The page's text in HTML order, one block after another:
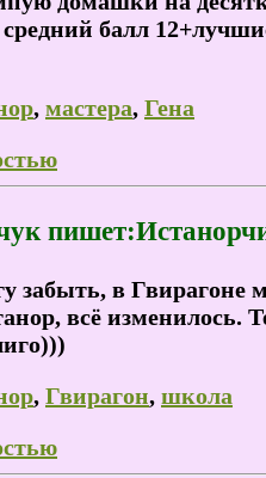
балл
, мастера, Гена
забыть, в Гвирагоне
всё изменилось.
, Гвирагон, школа